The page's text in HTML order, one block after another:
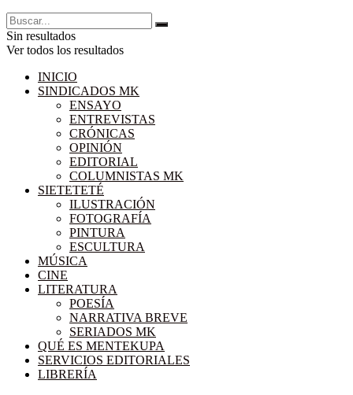
Sin resultados
Ver todos los resultados
INICIO
SINDICADOS MK
ENSAYO
ENTREVISTAS
CRÓNICAS
OPINIÓN
EDITORIAL
COLUMNISTAS MK
SIETETETÉ
ILUSTRACIÓN
FOTOGRAFÍA
PINTURA
ESCULTURA
MÚSICA
CINE
LITERATURA
POESÍA
NARRATIVA BREVE
SERIADOS MK
QUÉ ES MENTEKUPA
SERVICIOS EDITORIALES
LIBRERÍA